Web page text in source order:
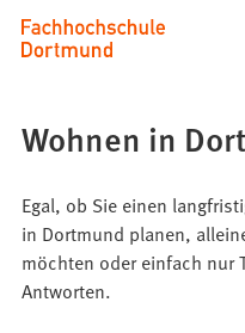
Inhalt anspringen
Fachhochschule
Dortmund
Studium,
Studiengänge,
Bewerbung
Wohnen in
Egal, ob Sie einen
in Dortmund planen,
möchten oder einfach nur
Antworten.